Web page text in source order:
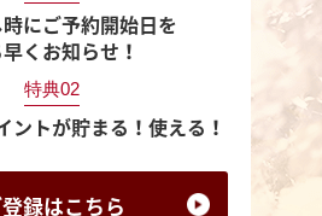
にご予約開始日を
くお知らせ！
特典02
ントが貯まる！使える！
録はこちら